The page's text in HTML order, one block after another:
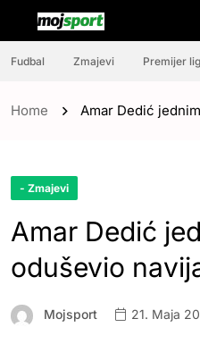
Fudbal Zmajevi Premijer
Home Amar Dedić
- Zmajevi
Amar Dedić
oduševio
Mojsport 21. Maja